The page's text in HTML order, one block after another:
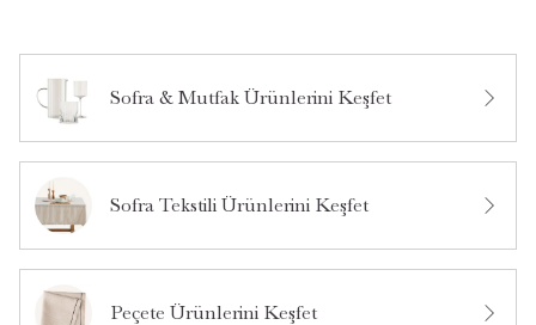
Bu ürün hakkında daha önce hiç soru sorulmamış.
Ürün Hakkında Soru Sor
Sofra & Mutfak Ürünlerini Keşfet
Sofra Tekstili Ürünlerini Keşfet
Peçete Ürünlerini Keşfet